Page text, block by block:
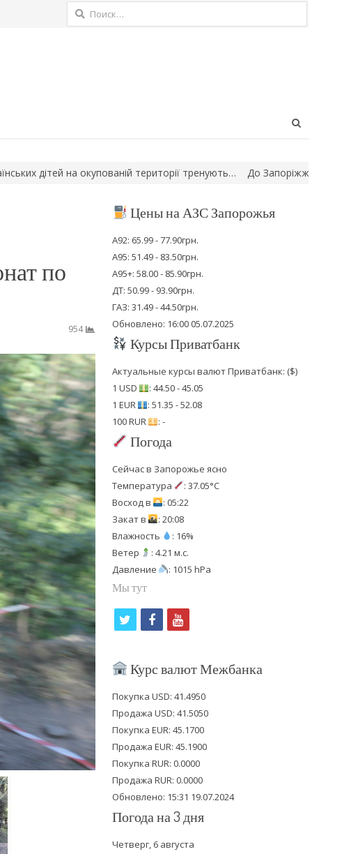
Найти:
території тренують… До Запоріжжя повертається проєкт
по
954
Цены на АЗС Запорожья
А92: 65.99 - 77.90грн.
А95: 51.49 - 83.50грн.
А95+: 58.00 - 85.90грн.
ДТ: 50.99 - 93.90грн.
ГАЗ: 31.49 - 44.50грн.
Обновлено: 16:00 05.07.2025
Курсы Приватбанк
Актуальные курсы валют Приватбанк: ($)
1 USD
: 44.50 - 45.05
1 EUR
: 51.35 - 52.08
100 RUR
: -
Погода
Сейчас в Запорожье ясно
Температура
: 37.05°C
Восход в
: 05:22
Закат в
: 20:08
Влажность
: 16%
Ветер
: 4.21 м.с.
Давление
: 1015 hPa
Мы тут
i
t
e
r
f
c
b
o
o
k
y
u
u
b
e
Курс валют Межбанка
Покупка USD: 41.4950
Продажа USD: 41.5050
Покупка EUR: 45.1700
Продажа EUR: 45.1900
Покупка RUR: 0.0000
Продажа RUR: 0.0000
Обновлено: 15:31 19.07.2024
Погода на 3 дня
Четверг, 6 августа